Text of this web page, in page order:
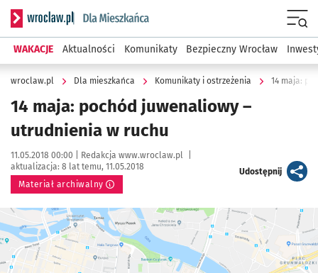
Serwis informacyjny wroclaw.pl podserwis: Dla mieszkańca
WAKACJE Aktualności Komunikaty Bezpieczny Wrocław
wroclaw.pl Dla mieszkańca Komunikaty i ostrzeżenia 14 maja:
14 maja: pochód juwenaliowy –
utrudnienia w ruchu
Data publikacji:
11.05.2018 00:00 | Autor:
Redakcja www.wroclaw.pl
aktualizacja: 8 lat temu, 11.05.2018
Materiał archiwalny
Udostępnijartykuł
Kliknij, aby powiększyć